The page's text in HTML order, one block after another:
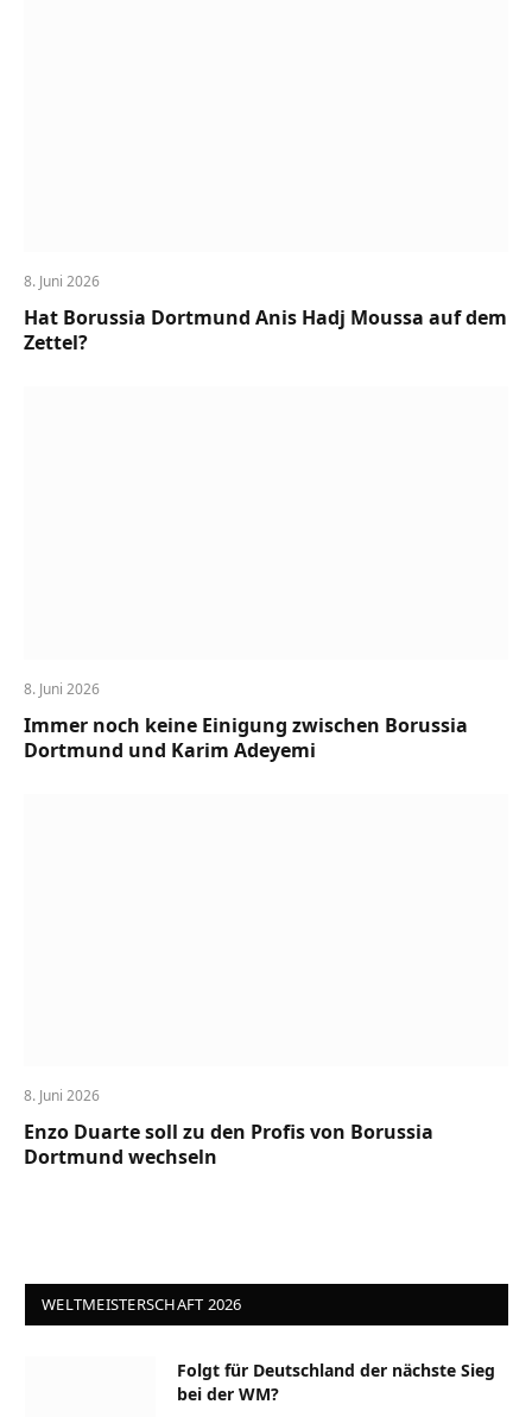
8. Juni 2026
Hat Borussia Dortmund Anis Hadj Moussa auf dem
Zettel?
8. Juni 2026
Immer noch keine Einigung zwischen Borussia
Dortmund und Karim Adeyemi
8. Juni 2026
Enzo Duarte soll zu den Profis von Borussia
Dortmund wechseln
WELTMEISTERSCHAFT 2026
Folgt für Deutschland der nächste Sieg
bei der WM?